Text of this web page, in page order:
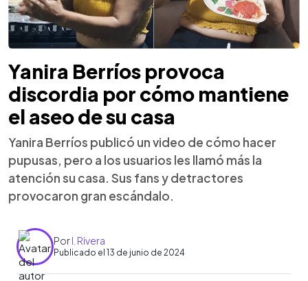
Yanira Berríos provoca
discordia por cómo mantiene
el aseo de su casa
Yanira Berríos publicó un video de cómo hacer
pupusas, pero a los usuarios les llamó más la
atención su casa. Sus fans y detractores
provocaron gran escándalo.
PorI. Rivera
Publicado el 13 de junio de 2024